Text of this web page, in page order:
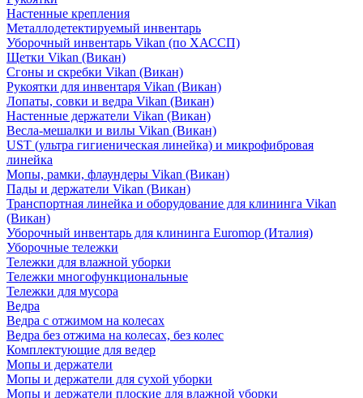
Настенные крепления
Металлодетектируемый инвентарь
Уборочный инвентарь Vikan (по ХАССП)
Щетки Vikan (Викан)
Сгоны и скребки Vikan (Викан)
Рукоятки для инвентаря Vikan (Викан)
Лопаты, совки и ведра Vikan (Викан)
Настенные держатели Vikan (Викан)
Весла-мешалки и вилы Vikan (Викан)
UST (ультра гигиеническая линейка) и микрофибровая
линейка
Мопы, рамки, флаундеры Vikan (Викан)
Пады и держатели Vikan (Викан)
Транспортная линейка и оборудование для клининга Vikan
(Викан)
Уборочный инвентарь для клининга Euromop (Италия)
Уборочные тележки
Тележки для влажной уборки
Тележки многофункциональные
Тележки для мусора
Ведра
Ведра с отжимом на колесах
Ведра без отжима на колесах, без колес
Комплектующие для ведер
Мопы и держатели
Мопы и держатели для сухой уборки
Мопы и держатели плоские для влажной уборки